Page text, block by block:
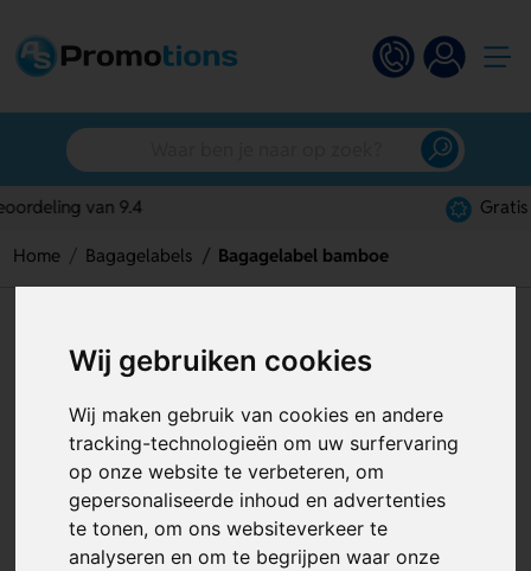
Wij gebruiken cookies
Wij maken gebruik van cookies en andere
tracking-technologieën om uw surfervaring
op onze website te verbeteren, om
gepersonaliseerde inhoud en advertenties
te tonen, om ons websiteverkeer te
analyseren en om te begrijpen waar onze
Home Bagagelabels Bagagelabel bamboe
Artikelnummer:126606